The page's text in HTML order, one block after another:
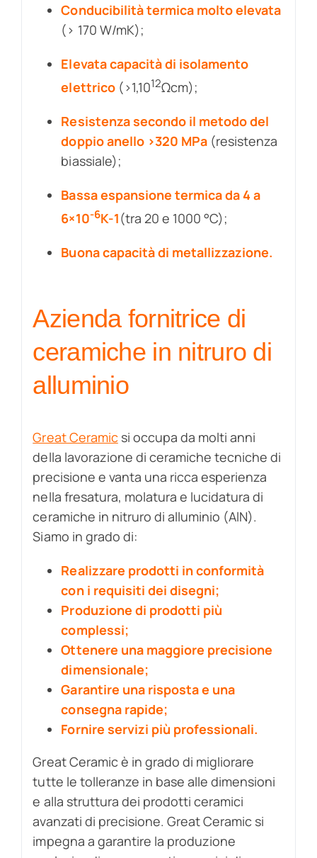
Conducibilità termica molto elevata
(> 170 W/mK);
Elevata capacità di isolamento
elettrico(>1,1012Ωcm);
Resistenza secondo il metodo del
doppio anello >320 MPa(resistenza
biassiale);
Bassa espansione termica da 4 a
6×10-6K-1(tra 20 e 1000 °C);
Buona capacità di metallizzazione.
Azienda fornitrice di
ceramiche in nitruro di
alluminio
Great Ceramicsi occupa da molti anni
della lavorazione di ceramiche tecniche di
precisione e vanta una ricca esperienza
nella fresatura, molatura e lucidatura di
ceramiche in nitruro di alluminio (AlN).
Siamo in grado di:
Realizzare prodotti in conformità
con i requisiti dei disegni;
Produzione di prodotti più
complessi;
Ottenere una maggiore precisione
dimensionale;
Garantire una risposta e una
consegna rapide;
Fornire servizi più professionali.
Great Ceramic è in grado di migliorare
tutte le tolleranze in base alle dimensioni
e alla struttura dei prodotti ceramici
avanzati di precisione. Great Ceramic si
impegna a garantire la produzione